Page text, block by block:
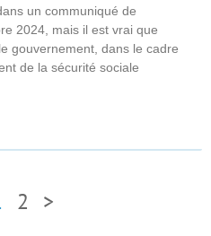
un communiqué de
2024, mais il est vrai que
gouvernement, dans le cadre
de la sécurité sociale
2 >